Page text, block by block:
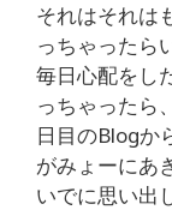
それはそれは
っちゃったら
毎日心配をし
っちゃったら
日目のBlogか
がみょーにあ
いでに思い出